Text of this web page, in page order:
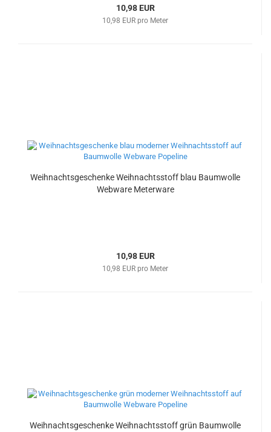
10,98 EUR
10,98 EUR pro Meter
Weihnachtsgeschenke Weihnachtsstoff blau Baumwolle
Webware Meterware
10,98 EUR
10,98 EUR pro Meter
Weihnachtsgeschenke Weihnachtsstoff grün Baumwolle